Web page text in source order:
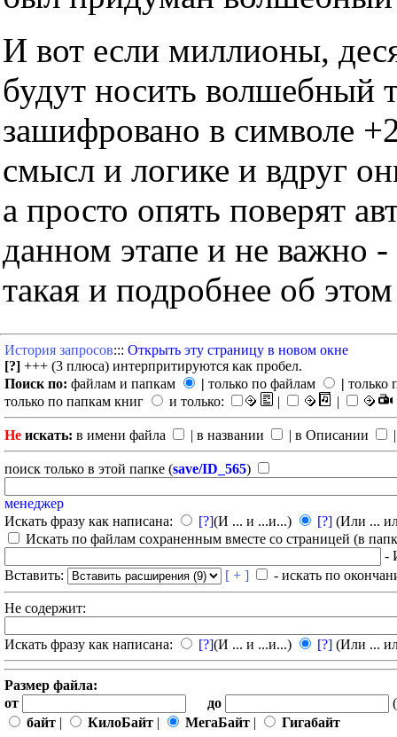
И вот если миллионы,
будут носить волшебный
зашифровано в символе
смысл и логике и вдруг
а просто опять поверят
данном этапе и не важно
такая и подробнее об
История запросов::: Открыть эту страницу в новом окне
[?] +++ (3 плюса) интерпритируются как пробел.
Поиск по: файлам и папкам | только по файлам | только
только по папкам книг
и только: | |
Не искать: в имени файла | в названии | в Описании
поиск только в этой папке (save/ID_565)
менеджер
Искать фразу как написана:
[?](И ... и ...и...) [?] (Или ...
Искать по файлам сохраненным вместе со страницей (в
-
Вставить:
[ + ] - искать по
Не содержит:
Искать фразу как написана: [?](И ... и ...и...) [?] (Или ...
Размер файла:
от
до
байт | КилоБайт | МегаБайт | Гигабайт